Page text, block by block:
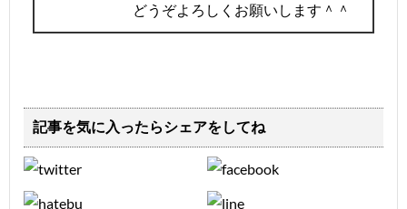
どうぞよろしくお願いします＾＾
記事を気に入ったらシェアをしてね